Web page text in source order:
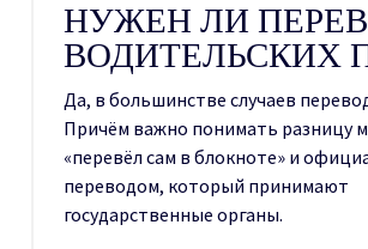
НУЖЕН ЛИ
ВОДИТЕЛЬСКИХ
Да, в большинстве случаев
Причём важно понимать разницу
«перевёл сам в блокноте» и
переводом, который принимают
государственные органы.